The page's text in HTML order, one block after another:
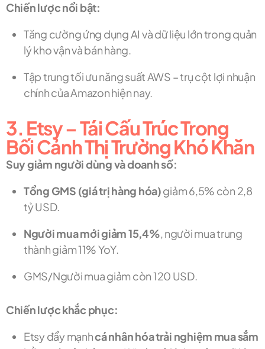
Chiến lược nổi bật:
Tăng cường ứng dụng AI và dữ liệu lớn trong quản
lý kho vận và bán hàng.
Tập trung tối ưu năng suất AWS – trụ cột lợi nhuận
chính của Amazon hiện nay.
3. Etsy – Tái Cấu Trúc Trong
Bối Cảnh Thị Trường Khó Khăn
Suy giảm người dùng và doanh số:
Tổng GMS (giá trị hàng hóa)giảm 6,5% còn 2,8
tỷ USD.
Người mua mới giảm 15,4%, người mua trung
thành giảm 11% YoY.
GMS/Người mua giảm còn 120 USD.
Chiến lược khắc phục:
Etsy đẩy mạnhcá nhân hóa trải nghiệm mua sắm